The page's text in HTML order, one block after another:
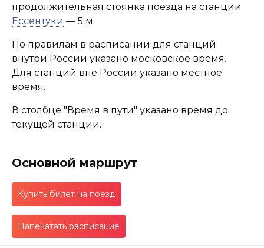
продолжительная стоянка поезда на станции
Ессентуки — 5 м.
По правилам в расписании для станций
внутри России указано московское время.
Для станций вне России указано местное
время.
В столбце "Время в пути" указано время до
текущей станции.
Основной маршрут
Купить билет на поезд
Напечатать расписание